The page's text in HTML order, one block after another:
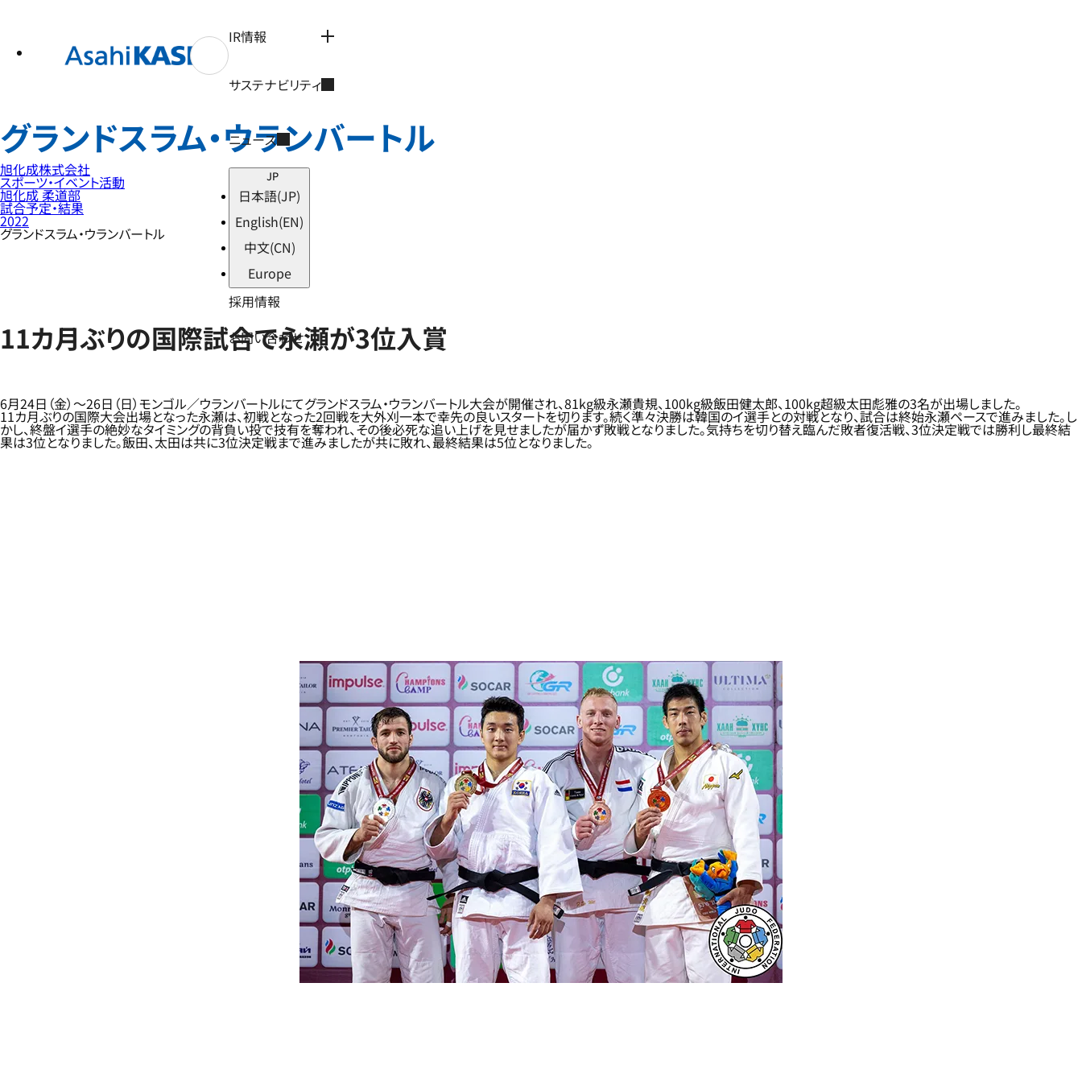
IR情報
サステナビリティ
ニュース
JP
日本語(JP)
English(EN)
中文(CN)
Europe
採用情報
お問い合わせ
グランドスラム・ウランバートル
旭化成株式会社
スポーツ・イベント活動
旭化成 柔道部
試合予定・結果
2022
グランドスラム・ウランバートル
11カ月ぶりの国際試合で永瀬が3位入賞
6月24日（金）～26日（日）モンゴル／ウランバートルにてグランドスラム・ウランバートル大会が開催され、81kg級永瀬貴規、100kg級飯田健太郎、100kg超級太田彪雅の3名が出場しました。
11カ月ぶりの国際大会出場となった永瀬は、初戦となった2回戦を大外刈一本で幸先の良いスタートを切ります。続く準々決勝は韓国のイ選手との対戦となり、試合は終始永瀬ペースで進みました。し
かし、終盤イ選手の絶妙なタイミングの背負い投で技有を奪われ、その後必死な追い上げを見せましたが届かず敗戦となりました。気持ちを切り替え臨んだ敗者復活戦、3位決定戦では勝利し最終結
果は3位となりました。飯田、太田は共に3位決定戦まで進みましたが共に敗れ、最終結果は5位となりました。